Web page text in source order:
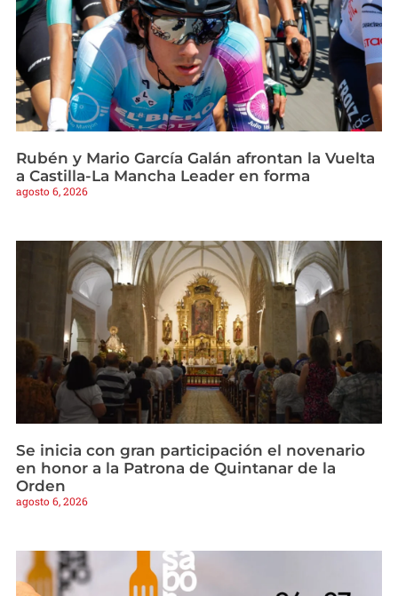
Rubén y Mario García Galán afrontan la Vuelta
a Castilla-La Mancha Leader en forma
agosto 6, 2026
Se inicia con gran participación el novenario
en honor a la Patrona de Quintanar de la
Orden
agosto 6, 2026